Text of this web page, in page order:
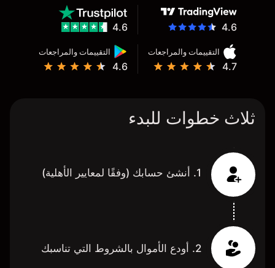
4.6
التقييمات والمراجعات
4.7
التقييمات والمراجعات
4.6
4.6
ثلاث خطوات للبدء
1. أنشئ حسابك (وفقًا لمعايير الأهلية)
2. أودع الأموال بالشروط التي تناسبك